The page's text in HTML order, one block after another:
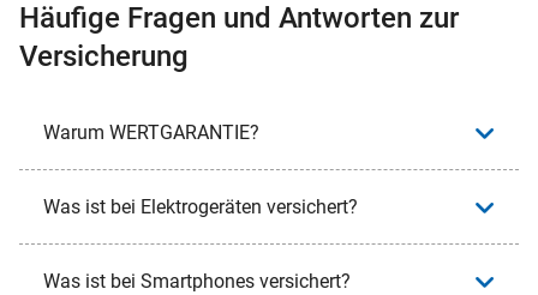
Häufige Fragen und Antworten zur
Versicherung
Warum WERTGARANTIE?
Was ist bei Elektrogeräten versichert?
Was ist bei Smartphones versichert?